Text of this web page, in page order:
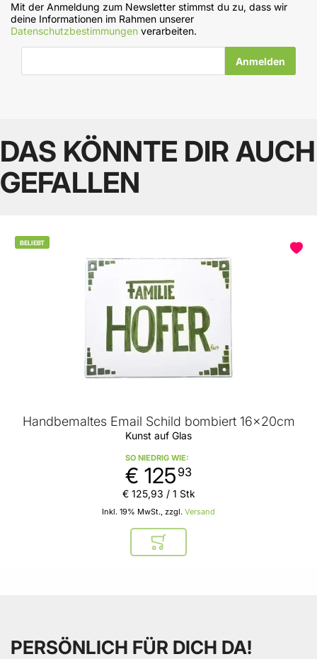
Mit der Anmeldung zum Newsletter stimmst du zu, dass wir
deine Informationen im Rahmen unserer
Datenschutzbestimmungen verarbeiten.
E-Mail-Adresse
DAS KÖNNTE DIR AUCH
GEFALLEN
BELIEBT
Handbemaltes Email Schild bombiert 16x20cm
Kunst auf Glas
SO NIEDRIG WIE
€ 125 93
Inkl. 19% MwSt., zzgl. Versand
€ 125,93 / 1 Stk
In den Warenkorb
PERSÖNLICH FÜR DICH DA!